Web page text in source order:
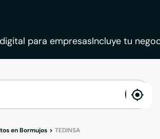
para empresasIncluye tu
en Bormujos TEDINSA